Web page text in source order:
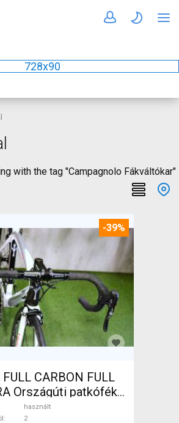
728x90
with the tag "Campagnolo Fákváltókar"
-39%
CARBON FULL
ELADÓ
használt
2